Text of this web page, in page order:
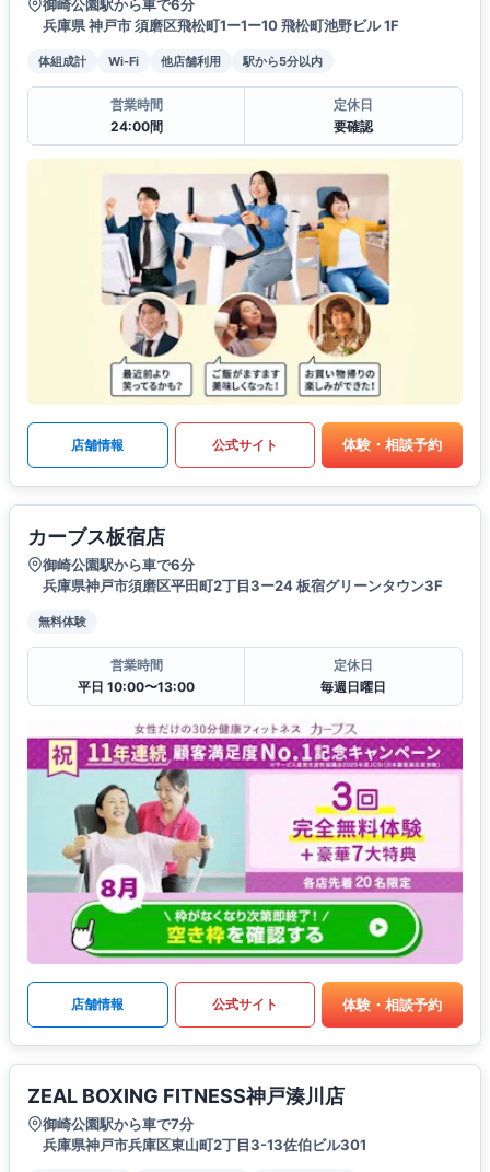
御崎公園駅から車で6分
兵庫県 神戸市 須磨区飛松町1ー1ー10 飛松町池野ビル 1F
体組成計 Wi-Fi 他店舗利用 駅から5分以内
営業時間
24:00間
定休日
要確認
店舗情報 公式サイト 体験・相談予約
カーブス板宿店
御崎公園駅から車で6分
兵庫県神戸市須磨区平田町2丁目3ー24 板宿グリーンタウン3F
無料体験
営業時間
平日 10:00〜13:00
定休日
毎週日曜日
店舗情報 公式サイト 体験・相談予約
ZEAL BOXING FITNESS神戸湊川店
御崎公園駅から車で7分
兵庫県神戸市兵庫区東山町2丁目3-13佐伯ビル301